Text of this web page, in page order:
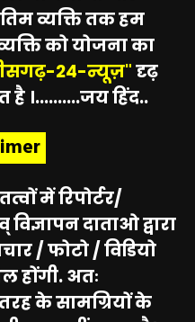
व्यक्ति तक हम
को योजना का
24-न्यूज़"दृढ़
।..........जय हिंद..
में रिपोर्टर/
दाताओ द्वारा
/ फोटो / विडियो
होंगी. अतः
के सामग्रियों के